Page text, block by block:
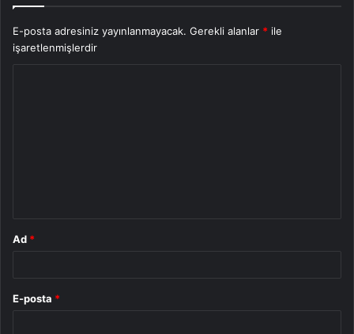
E-posta adresiniz yayınlanmayacak. Gerekli alanlar * ile
işaretlenmişlerdir
Ad *
E-posta *